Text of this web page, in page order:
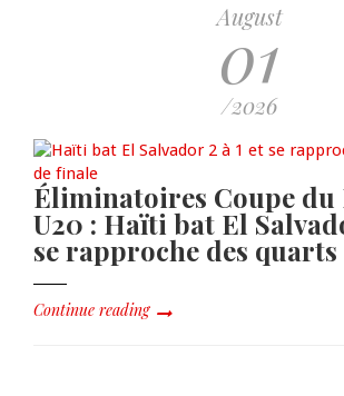
August
01
/2026
Éliminatoires Coupe du
U20 : Haïti bat El
se rapproche des
Continue reading